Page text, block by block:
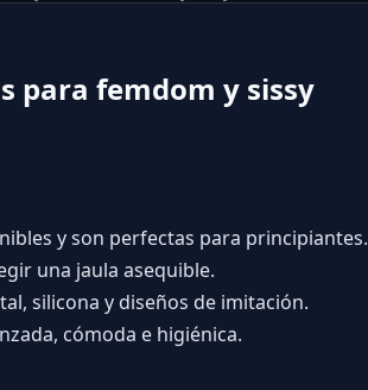
para femdom y sissy
y son perfectas para principiantes.
una jaula asequible.
silicona y diseños de imitación.
cómoda e higiénica.